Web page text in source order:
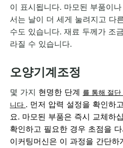
이 표시됩니다. 마모된 부품이
서는 날이 더 세게 눌려지고 다
수도 있습니다. 재료 두께가 조
라질 수 있습니다.
오양기계조정
몇 가지 현명한 단계 를 통해 절
니다 . 먼저 압력 설정을 확인하
요. 마모된 부품은 즉시 교체하
확인하고 필요한 경우 초점을
이커팅머신은 이 과정을 간단